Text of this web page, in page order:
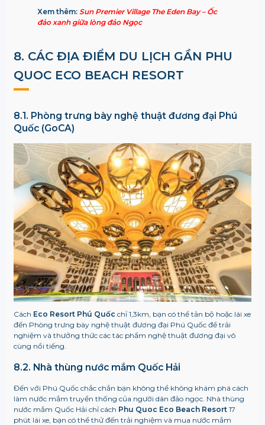
Xem thêm: Sun Premier Village The Eden Bay – Ốc
đảo xanh giữa lòng đảo Ngọc
8. CÁC ĐỊA ĐIỂM DU LỊCH GẦN PHU
QUOC ECO BEACH RESORT
8.1. Phòng trưng bày nghệ thuật đương đại Phú
Quốc (GoCA)
Cách Eco Resort Phú Quốc chỉ 1,3km, bạn có thể tản bộ hoặc lái xe
đến Phòng trưng bày nghệ thuật đương đại Phú Quốc để trải
nghiệm và thưởng thức các tác phẩm nghệ thuật đương đại vô
cùng nổi tiếng.
8.2. Nhà thùng nước mắm Quốc Hải
Đến với Phú Quốc chắc chắn bạn không thể không khám phá cách
làm nước mắm truyền thống của người dân đảo ngọc. Nhà thùng
nước mắm Quốc Hải chỉ cách Phu Quoc Eco Beach Resort17
phút lái xe, bạn có thể thử đến trải nghiệm và mua nước mắm